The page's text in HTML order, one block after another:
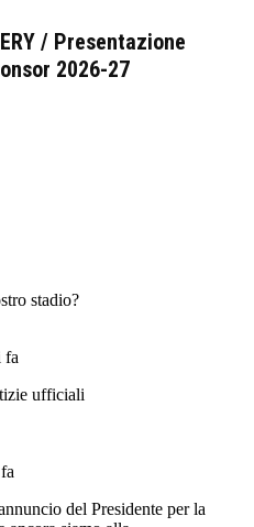
/ Presentazione
2026-27